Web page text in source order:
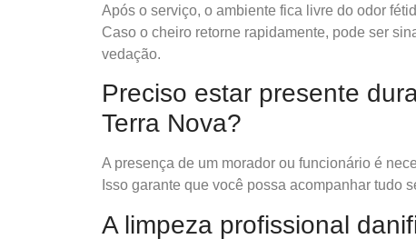
Após o serviço, o ambiente fica livre do odor
Caso o cheiro retorne rapidamente, pode ser
vedação.
Preciso estar presente
Terra Nova?
A presença de um morador ou funcionário é
Isso garante que você possa acompanhar tudo
A limpeza profissional